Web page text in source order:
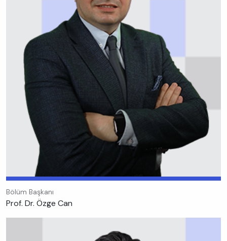
Bölüm Başkanı
Prof. Dr. Özge Can